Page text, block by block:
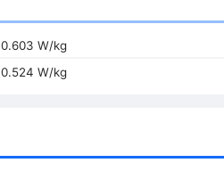
0.603 W/kg
0.524 W/kg